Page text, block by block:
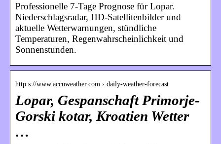
Professionelle 7-Tage Prognose für Lopar.
Niederschlagsradar, HD-Satellitenbilder und
aktuelle Wetterwarnungen, stündliche
Temperaturen, Regenwahrscheinlichkeit und
Sonnenstunden.
http s://www.accuweather.com › daily-weather-forecast
Lopar, Gespanschaft Primorje-
Gorski kotar, Kroatien Wetter
…